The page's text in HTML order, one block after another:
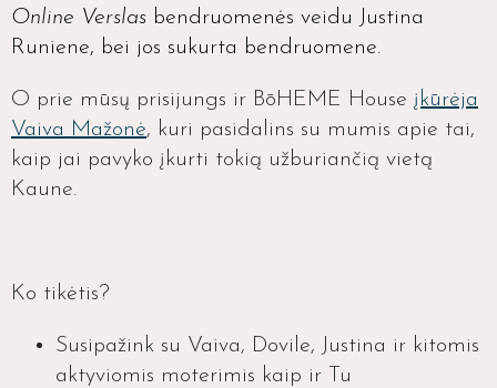
Online Verslas bendruomenės veidu Justina
Runiene, bei jos sukurta bendruomene.
O prie mūsų prisijungs ir BōHEME House įkūrėja
Vaiva Mažonė, kuri pasidalins su mumis apie tai,
kaip jai pavyko įkurti tokią užburiančią vietą
Kaune.
Ko tikėtis?
Susipažink su Vaiva, Dovile, Justina ir kitomis
aktyviomis moterimis kaip ir Tu